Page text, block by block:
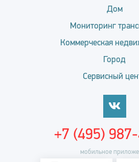
Дом
Мониторинг
Коммерческая
Город
Сервисный
мобильное
+7 (495)